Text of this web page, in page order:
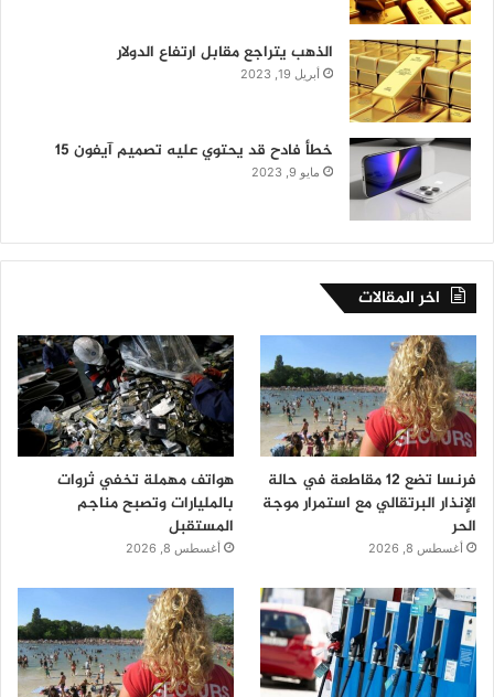
الذهب يتراجع مقابل ارتفاع الدولار
أبريل 19, 2023
خطأ فادح قد يحتوي عليه تصميم آيفون 15
مايو 9, 2023
اخر المقالات
فرنسا تضع 12 مقاطعة في حالة
الإنذار البرتقالي مع استمرار موجة
الحر
أغسطس 8, 2026
هواتف مهملة تخفي ثروات
بالمليارات وتصبح مناجم
المستقبل
أغسطس 8, 2026